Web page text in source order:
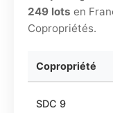
249 lots en
Copropriétés.
Copropriété
SDC 9